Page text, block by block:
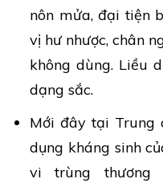
nôn mửa, đại tiện
vị hư nhược, chân
không dùng. Liều
dạng sắc.
Mới đây tại Trung
dụng kháng sinh
vi trùng thương